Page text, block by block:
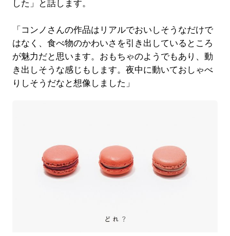
した」と話します。
「コンノさんの作品はリアルでおいしそうなだけで
はなく、食べ物のかわいさを引き出しているところ
が魅力だと思います。おもちゃのようでもあり、動
き出しそうな感じもします。夜中に動いておしゃべ
りしそうだなと想像しました」